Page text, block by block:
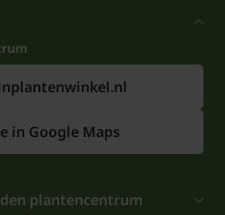
in Google Maps
plantencentrum